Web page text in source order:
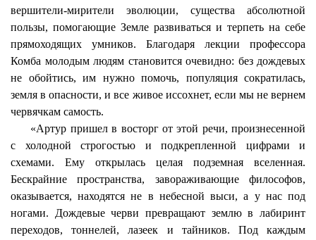
вершители-мирители эволюции, существа абсолютной
пользы, помогающие Земле развиваться и терпеть на себе
прямоходящих умников. Благодаря лекции профессора
Комба молодым людям становится очевидно: без дождевых
не обойтись, им нужно помочь, популяция сократилась,
земля в опасности, и все живое иссохнет, если мы не вернем
червячкам самость.
«Артур пришел в восторг от этой речи, произнесенной
с холодной строгостью и подкрепленной цифрами и
схемами. Ему открылась целая подземная вселенная.
Бескрайние пространства, завораживающие философов,
оказывается, находятся не в небесной выси, а у нас под
ногами. Дождевые черви превращают землю в лабиринт
переходов, тоннелей, лазеек и тайников. Под каждым